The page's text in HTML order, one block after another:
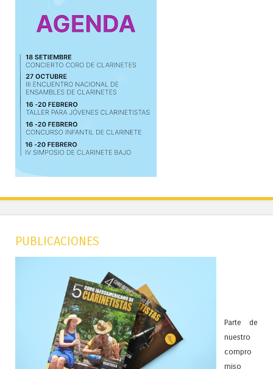
PUBLICACIONES
Parte de
nuestro
compro
miso